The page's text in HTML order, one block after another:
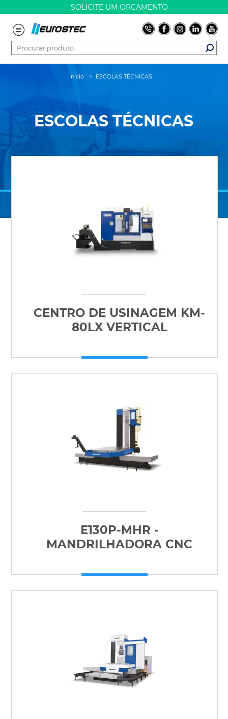
SOLICITE UM ORÇAMENTO
Início > ESCOLAS TÉCNICAS
ESCOLAS TÉCNICAS
CENTRO DE USINAGEM KM-
80LX VERTICAL
E130P-MHR -
MANDRILHADORA CNC